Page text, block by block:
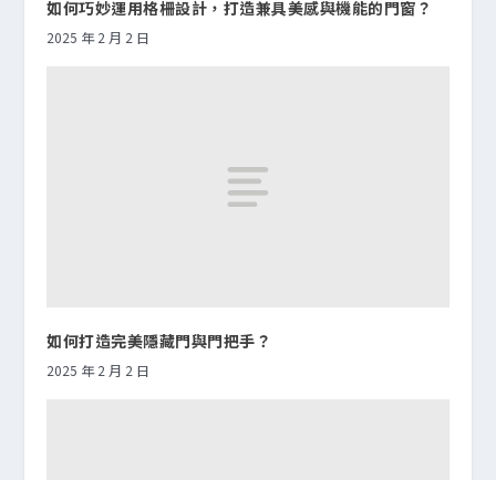
如何巧妙運用格柵設計，打造兼具美感與機能的門窗？
2025 年 2 月 2 日
如何打造完美隱藏門與門把手？
2025 年 2 月 2 日